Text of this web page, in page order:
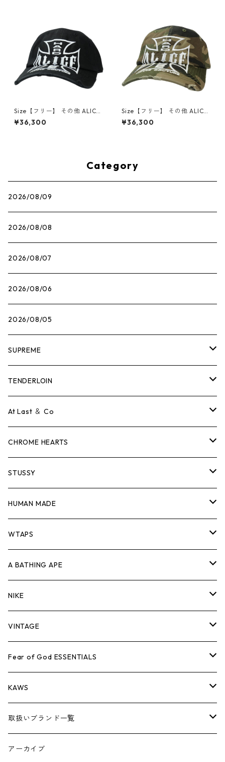
Size【フリー】 その他 ALICE
HOLLYWOOD CHOPPER CA
P / BLK WHT キャップ 黒白
¥36,300
Size【フリー】 その他 ALICE
HOLLYWOOD MOTO COUTU
RE CAP CAMO キャップ 緑
¥36,300
Category
2026/08/09
2026/08/08
2026/08/07
2026/08/06
2026/08/05
SUPREME
Tシャツ
ロンTEE
スウェット/ニット
シャツ
ジャケット
パンツ
キャップ・ハット
バッグ
シューズ
小物
コラボレーション
×THE NORTH FACE
×COMME des GARCONS
シーズンアイテム
26SS
BOX LOGOアイテム
TENDERLOIN
Tシャツ
ロンTEE
スウェット/ニット
シャツ
ジャケット
パンツ
キャップ・ハット
バッグ
シューズ
小物
At Last ＆ Co
Tシャツ
ロンTEE
スウェット/ニット
シャツ
ジャケット
パンツ
キャップ・ハット
バッグ
シューズ
小物
CHROME HEARTS
Tシャツ
ロンTEE
スウェット/ニット
シャツ
ジャケット
パンツ
キャップ・ハット
バッグ
シューズ
小物
STUSSY
Tシャツ
ロンTEE
スウェット/ニット
シャツ
ジャケット
パンツ
キャップ・ハット
バッグ
シューズ
HUMAN MADE
Tシャツ
ロンT
スウェット/ニット
シャツ
ジャケット
パンツ
キャップ
バッグ
WTAPS
Tシャツ
ロンTEE
スウェット/ニット
シャツ
ジャケット
パンツ
キャップ・ハット
A BATHING APE
Tシャツ
ロンTEE
スウェット/ニット
シャツ
ジャケット
パンツ
NIKE
シューズ
AIR JORDAN 1
AIR JORDAN 3
アパレル・小物
VINTAGE
Tシャツ
ロンTEE
スウェット/ニット
ジャケット
Fear of God ESSENTIALS
Tシャツ
ロンTEE
スウェット/ニット
KAWS
アパレル
小物
取扱いブランド一覧
A
アーカイブ